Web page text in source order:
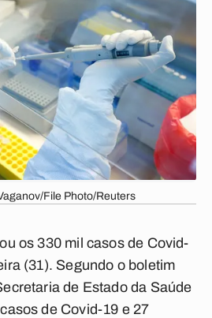
File Photo/Reuters
os 330 mil casos de Covid-
(31). Segundo o boletim
de Estado da Saúde
de Covid-19 e 27